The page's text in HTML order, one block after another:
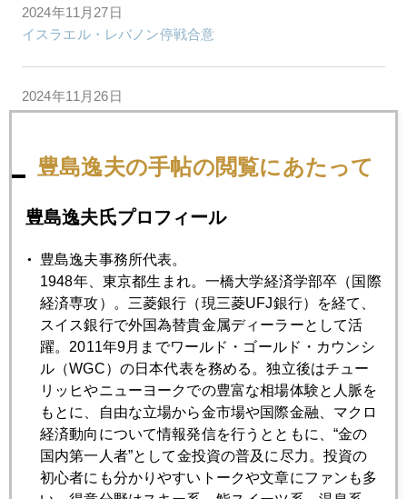
2024年11月27日
イスラエル・レバノン停戦合意
2024年11月26日
ＮＹ金暴落 速報版
2024年11月25日
2024年11月22日
プーチン氏、核兵器戦術的使用なら、３０００ドルも
2024年11月21日
米財務長官候補にアベノミクス賛美者も
2024年11月20日
順調に２６００ドル台で続騰
豊島逸夫の手帖の閲覧にあたって
豊島逸夫氏プロフィール
豊島逸夫事務所代表。
1948年、東京都生まれ。一橋大学経済学部卒（国際
経済専攻）。三菱銀行（現三菱UFJ銀行）を経て、
スイス銀行で外国為替貴金属ディーラーとして活
躍。2011年9月までワールド・ゴールド・カウンシ
ル（WGC）の日本代表を務める。独立後はチュー
リッヒやニューヨークでの豊富な相場体験と人脈を
もとに、自由な立場から金市場や国際金融、マクロ
経済動向について情報発信を行うとともに、“金の
国内第一人者”として金投資の普及に尽力。投資の
初心者にも分かりやすいトークや文章にファンも多